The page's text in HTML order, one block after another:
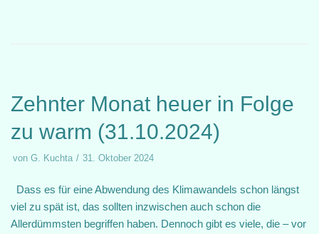
Zehnter Monat heuer in Folge
zu warm (31.10.2024)
von G. Kuchta 31. Oktober 2024
Dass es für eine Abwendung des Klimawandels schon längst
viel zu spät ist, das sollten inzwischen auch schon die
Allerdümmsten begriffen haben. Dennoch gibt es viele, die – vor